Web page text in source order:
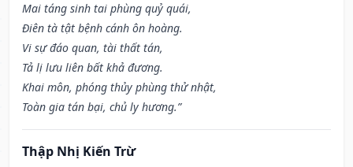
Mai táng sinh tai phùng quỷ quái,
Điên tà tật bệnh cánh ôn hoàng.
Vi sự đáo quan, tài thất tán,
Tả lị lưu liên bất khả đương.
Khai môn, phóng thủy phùng thử nhật,
Toàn gia tán bại, chủ ly hương.”
Thập Nhị Kiến Trừ